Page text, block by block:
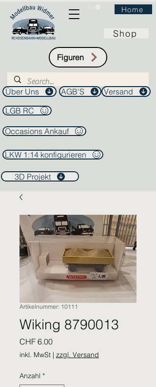
Home
Shop
Figuren
Über Uns AGB'S
Versand
LGB RC
Occasions Ankauf
LKW 1:14 konfigurieren
3D Projekt
Artikelnummer: 10111
Wiking 8790013
CHF 6.00Preis
inkl. MwSt | zzgl. Versand
Anzahl *